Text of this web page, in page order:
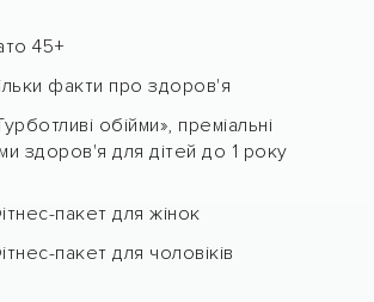
45+
факти про здоров'я
обійми», преміальні
здоров'я для дітей до 1 року
пакет для жінок
пакет для чоловіків